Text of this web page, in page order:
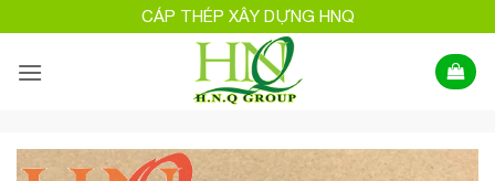
qua
nội
CÁP THÉP XÂY DỰNG HNQ